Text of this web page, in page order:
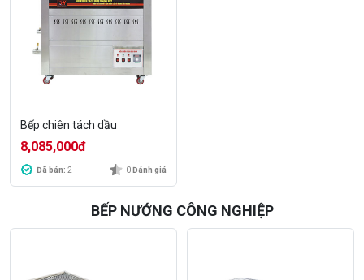
Bếp chiên tách dầu
8,085,000đ
Đã bán: 2 0Đánh giá
BẾP NƯỚNG CÔNG NGHIỆP